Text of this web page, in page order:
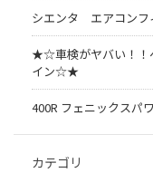
シエンタ エアコンフ
★☆車検がヤバい！！
イン☆★
400R フェニックス
カテゴリ